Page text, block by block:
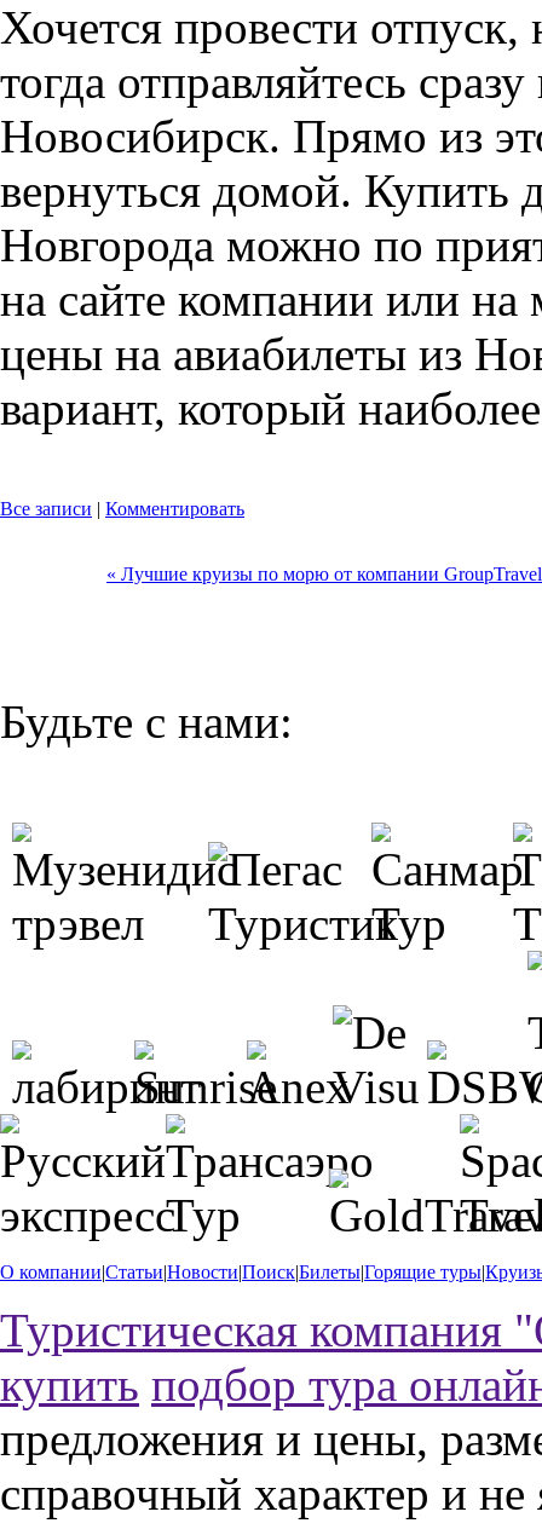
Хочется провести
тогда отправляйтесь
Новосибирск. Прямо из
вернуться домой. Купить
Новгорода можно по
на сайте компании или на
цены на авиабилеты из
вариант, который
Все записи Комментировать
« Лучшие круизы по морю от компании GroupTravel
Будьте с нами:
О компании Статьи Новости ПоискБилетыГорящие туры
Туристическая компания
купить подбор тура
предложения и цены,
справочный характер и